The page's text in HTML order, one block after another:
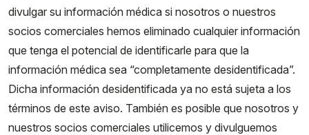
divulgar su información médica si nosotros o nuestros
socios comerciales hemos eliminado cualquier información
que tenga el potencial de identificarle para que la
información médica sea “completamente desidentificada”.
Dicha información desidentificada ya no está sujeta a los
términos de este aviso. También es posible que nosotros y
nuestros socios comerciales utilicemos y divulguemos